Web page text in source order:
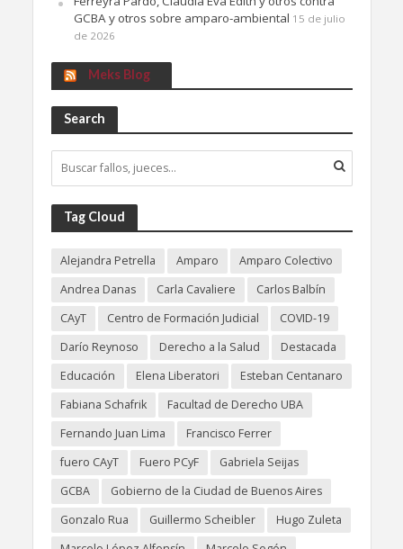
GCBA y otros sobre amparo-ambiental 15 de julio
de 2026
Meks Blog
Search
Tag Cloud
Alejandra Petrella Amparo
Amparo Colectivo
Andrea Danas
Carla Cavaliere
Carlos Balbín
CAyT
Centro de Formación Judicial
COVID-19
Darío Reynoso
Derecho a la Salud
Destacada
Educación
Elena Liberatori
Esteban Centanaro
Fabiana Schafrik
Facultad de Derecho UBA
Fernando Juan Lima
Francisco Ferrer
fuero CAyT
Fuero PCyF
Gabriela Seijas
GCBA
Gobierno de la Ciudad de Buenos Aires
Gonzalo Rua
Guillermo Scheibler
Hugo Zuleta